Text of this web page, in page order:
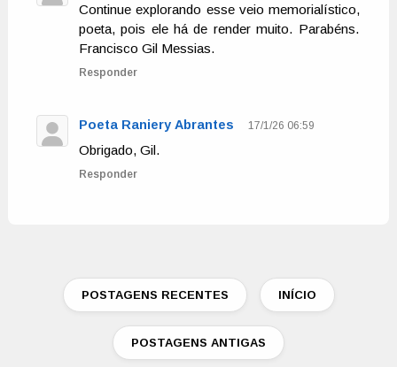
Continue explorando esse veio memorialístico,
poeta, pois ele há de render muito. Parabéns.
Francisco Gil Messias.
Responder
Poeta Raniery Abrantes 17/1/26 06:59
Obrigado, Gil.
Responder
POSTAGENS RECENTES INÍCIO
POSTAGENS ANTIGAS